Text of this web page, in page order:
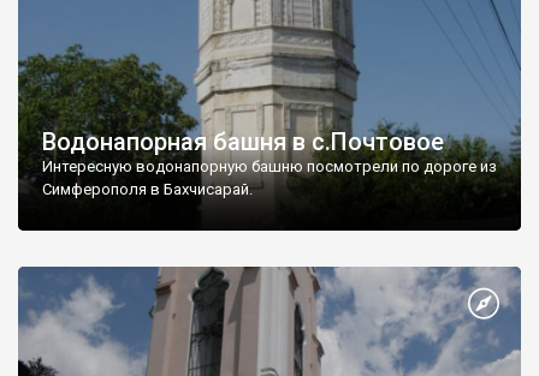
Водонапорная башня в с.Почтовое
Интересную водонапорную башню посмотрели по дороге из
Симферополя в Бахчисарай.